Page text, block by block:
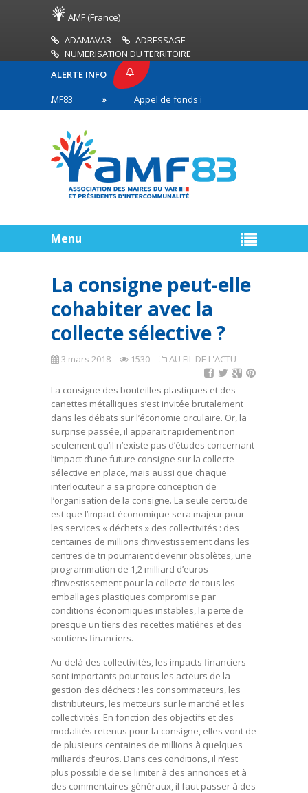
AMF (France)
ADAMAVAR
ADRESSAGE
NUMERISATION DU TERRITOIRE
ALERTE INFO
AMF83
Appel de fonds incendies de forêt
en première ligne
Menu
La consigne peut-elle
cohabiter avec la
collecte sélective ?
3 mars 2018 1530 AU FIL DE L'ACTU
La consigne des bouteilles plastiques et des
canettes métalliques s’est invitée brutalement
dans les débats sur l’économie circulaire. Or, la
surprise passée, il apparait rapidement non
seulement qu’il n’existe pas d’études concernant
l’impact d’une future consigne sur la collecte
sélective en place, mais aussi que chaque
interlocuteur a sa propre conception de
l’organisation de la consigne. La seule certitude
est que l’impact économique sera majeur pour
les services « déchets » des collectivités : des
centaines de millions d’investissement dans les
centres de tri pourraient devenir obsolètes, une
programmation de 1,2 milliard d’euros
d’investissement pour la collecte de tous les
emballages plastiques compromise par
conditions économiques instables, la perte de
presque un tiers des recettes matières et des
soutiens financiers.
Au-delà des collectivités, les impacts financiers
sont importants pour tous les acteurs de la
gestion des déchets : les consommateurs, les
distributeurs, les metteurs sur le marché et les
collectivités. En fonction des objectifs et des
modalités retenus pour la consigne, elles vont de
de plusieurs centaines de millions à quelques
milliards d’euros. Dans ces conditions, il n’est
plus possible de se limiter à des annonces et à
des commentaires généraux, il faut passer à des